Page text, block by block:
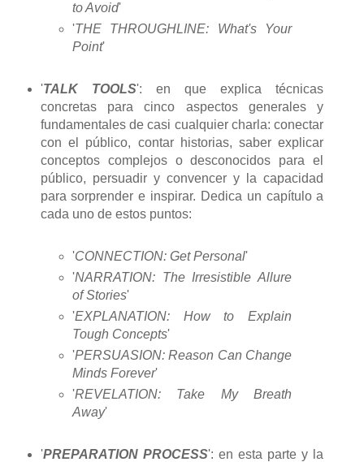
to Avoid'
'THE THROUGHLINE: What's Your
Point'
'TALK TOOLS': en que explica técnicas
concretas para cinco aspectos generales y
fundamentales de casi cualquier charla: conectar
con el público, contar historias, saber explicar
conceptos complejos o desconocidos para el
público, persuadir y convencer y la capacidad
para sorprender e inspirar. Dedica un capítulo a
cada uno de estos puntos:
'CONNECTION: Get Personal'
'NARRATION: The Irresistible Allure
of Stories'
'EXPLANATION: How to Explain
Tough Concepts'
'PERSUASION: Reason Can Change
Minds Forever'
'REVELATION: Take My Breath
Away'
'PREPARATION PROCESS': en esta parte y la